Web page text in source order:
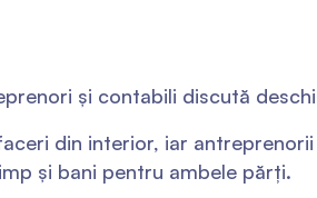
și contabili discută
din interior, iar
și bani pentru ambele părți.